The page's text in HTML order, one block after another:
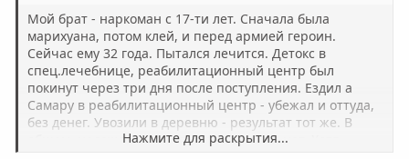
Мой брат - наркоман с 17-ти лет. Сначала была
марихуана, потом клей, и перед армией героин.
Сейчас ему 32 года. Пытался лечится. Детокс в
спец.лечебнице, реабилитационный центр был
покинут через три дня после поступления. Ездил а
Самару в реабилитационный центр - убежал и оттуда,
без денег. Увозили в деревню - результат тот же. В
общем, надежды на уход от наркотиков нет. Хотя
Нажмите для раскрытия...